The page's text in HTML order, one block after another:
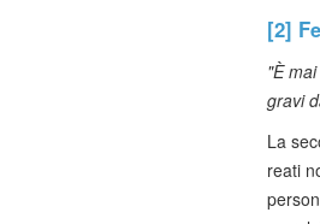
[2]
"È
gravi
La
reati